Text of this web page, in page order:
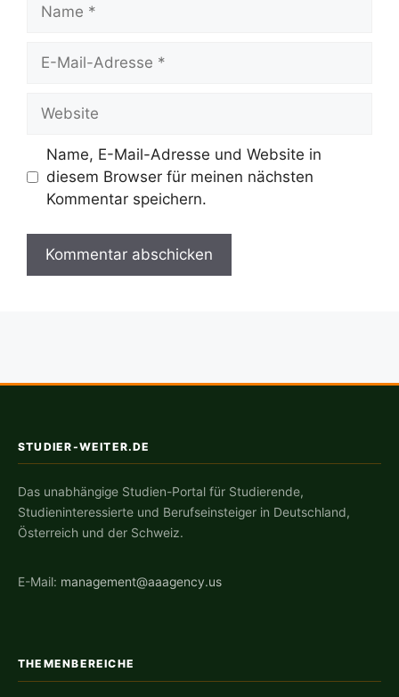
Website
Name, E-Mail-Adresse und Website in
diesem Browser für meinen nächsten
Kommentar speichern.
STUDIER-WEITER.DE
Das unabhängige Studien-Portal für Studierende,
Studieninteressierte und Berufseinsteiger in Deutschland,
Österreich und der Schweiz.
E-Mail: management@aaagency.us
THEMENBEREICHE